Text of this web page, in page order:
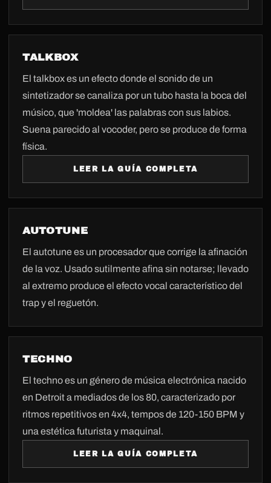
TALKBOX
El talkbox es un efecto donde el sonido de un
sintetizador se canaliza por un tubo hasta la boca del
músico, que 'moldea' las palabras con sus labios.
Suena parecido al vocoder, pero se produce de forma
física.
LEER LA GUÍA COMPLETA
AUTOTUNE
El autotune es un procesador que corrige la afinación
de la voz. Usado sutilmente afina sin notarse; llevado
al extremo produce el efecto vocal característico del
trap y el reguetón.
TECHNO
El techno es un género de música electrónica nacido
en Detroit a mediados de los 80, caracterizado por
ritmos repetitivos en 4x4, tempos de 120-150 BPM y
una estética futurista y maquinal.
LEER LA GUÍA COMPLETA